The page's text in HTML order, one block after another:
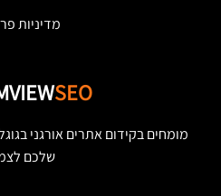
מדיניות
SEO
מומחים בקידום אתרים אורגני
שלכם